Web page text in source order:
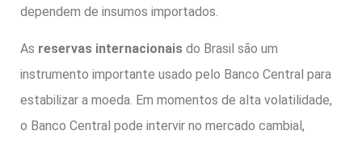
dependem de insumos importados.
As reservas internacionais do Brasil são um
instrumento importante usado pelo Banco Central para
estabilizar a moeda. Em momentos de alta volatilidade,
o Banco Central pode intervir no mercado cambial,